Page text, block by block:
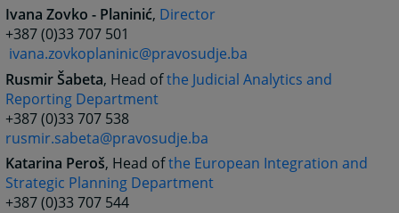
Ivana Zovko - Planinić, Director
+387 (0)33 707 501
ivana.zovkoplaninic@pravosudje.ba
Rusmir Šabeta, Head ofthe Judicial Analytics and
Reporting Department
+387 (0)33 707 538
rusmir.sabeta@pravosudje.ba
Katarina Peroš, Head ofthe European Integration and
Strategic Planning Department
+387 (0)33 707 544